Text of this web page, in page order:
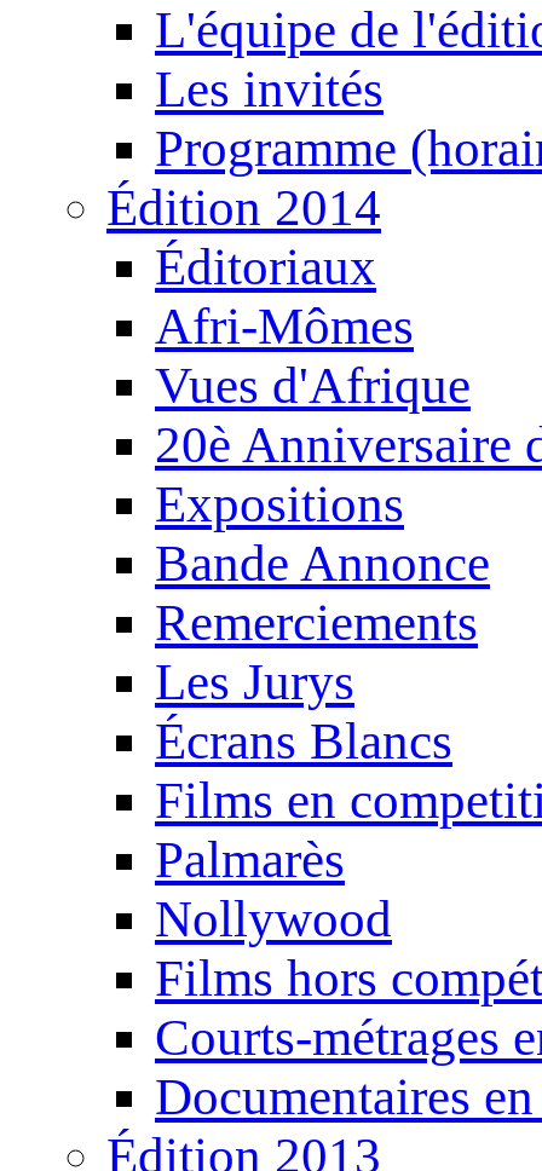
L'équipe de
Les invités
Programme
Édition 2014
Éditoriaux
Afri-Mômes
Vues d'Afrique
20è Anniversaire
Expositions
Bande Annonce
Remerciements
Les Jurys
Écrans Blancs
Films en
Palmarès
Nollywood
Films hors
Courts-métrages
Documentaires
Édition 2013